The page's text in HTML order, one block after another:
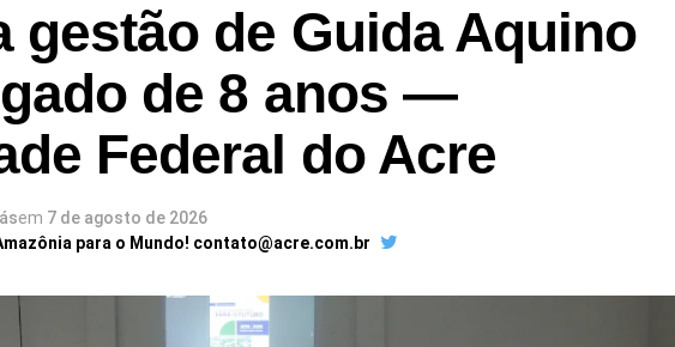
gestão de Guida Aquino
de 8 anos —
Federal do Acre
em 7 de agosto de 2026
para o Mundo! contato@acre.com.br